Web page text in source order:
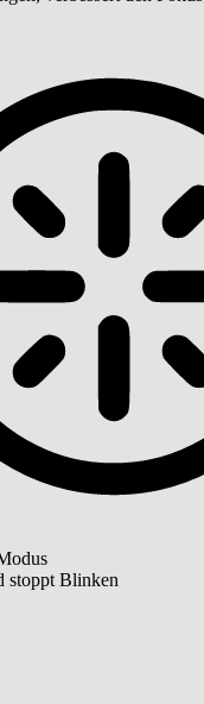
stoppt Blinken